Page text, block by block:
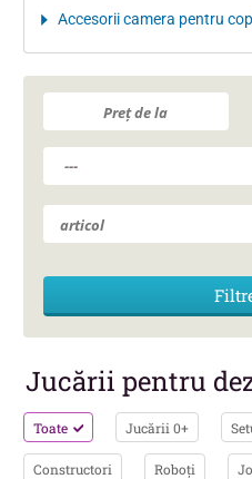
Accesorii camera pentru
Jucării pentru
Toate Jucării 0+
Constructori Roboți